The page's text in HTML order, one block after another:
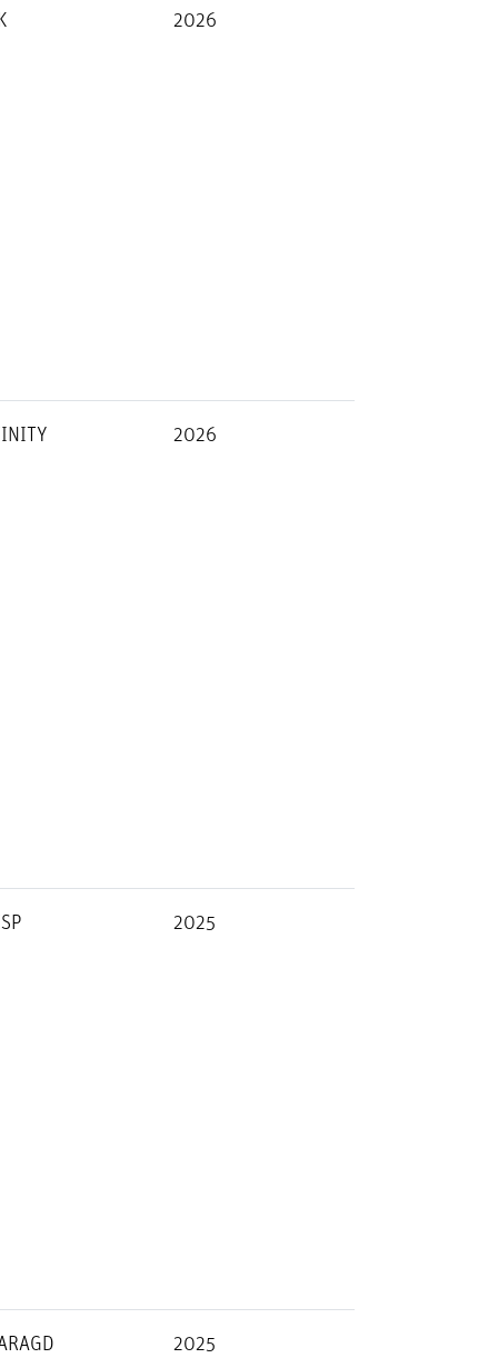
2026
2026
2025
2025